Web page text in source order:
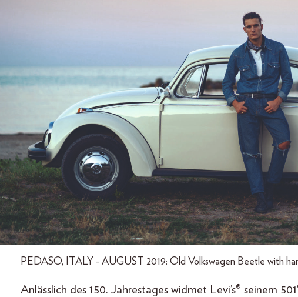
PEDASO, ITALY - AUGUST 2019: Old Volkswagen Beetle with
Anlässlich des 150. Jahrestages widmet Levi’s® seinem